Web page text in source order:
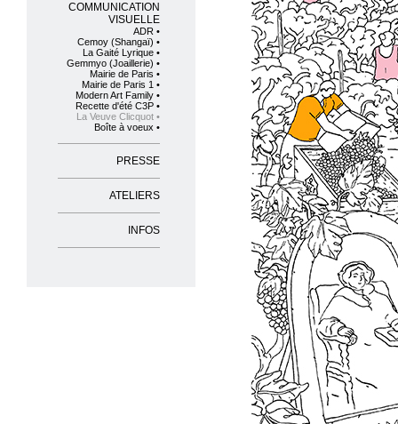
COMMUNICATION
VISUELLE
ADR •
Cemoy (Shangaï) •
La Gaité Lyrique •
Gemmyo (Joaillerie) •
Mairie de Paris •
Mairie de Paris 1 •
Modern Art Family •
Recette d'été C3P •
La Veuve Clicquot •
Boîte à voeux •
PRESSE
ATELIERS
INFOS